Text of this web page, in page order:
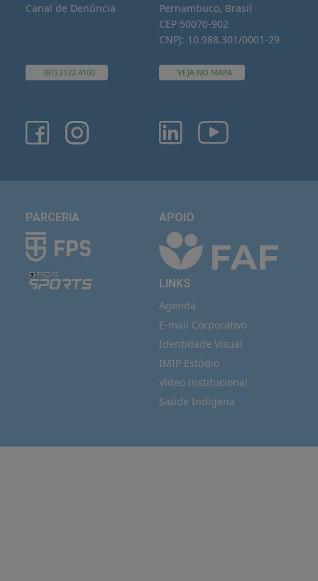
Canal de Denúncia
(81) 2122.4100
Pernambuco, Brasil
CEP 50070-902
CNPJ: 10.988.301/0001-29
VEJA NO MAPA
PARCERIA APOIO
LINKS
Agenda
E-mail Corporativo
Identidade Visual
IMIP Estúdio
Vídeo Institucional
Saúde Indígena